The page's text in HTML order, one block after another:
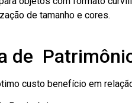
de tamanho e cores.
de
custo benefício em